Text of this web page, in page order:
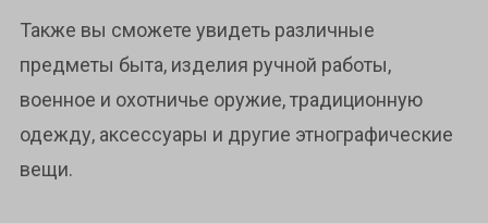
Также вы сможете увидеть различные
предметы быта, изделия ручной работы,
военное и охотничье оружие, традиционную
одежду, аксессуары и другие этнографические
вещи.